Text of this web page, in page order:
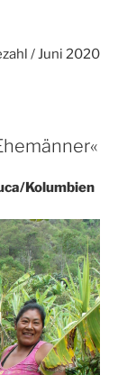
/ Juni 2020
Kolumbien